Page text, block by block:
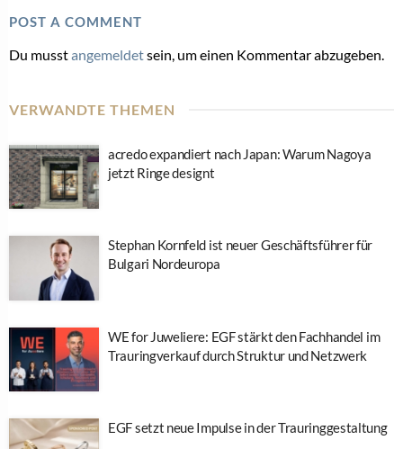
POST A COMMENT
Du musstangemeldetsein, um einen Kommentar abzugeben.
VERWANDTE THEMEN
acredo expandiert nach Japan: Warum Nagoya
jetzt Ringe designt
Stephan Kornfeld ist neuer Geschäftsführer für
Bulgari Nordeuropa
WE for Juweliere: EGF stärkt den Fachhandel im
Trauringverkauf durch Struktur und Netzwerk
EGF setzt neue Impulse in der Trauringgestaltung